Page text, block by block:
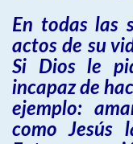
En todas las
actos de su
Si Dios le
incapaz de
ejemplo:
como Jesús